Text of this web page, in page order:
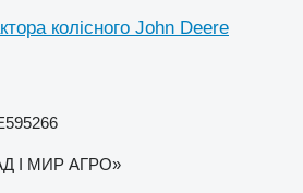
колісного John Deere
І МИР АГРО»